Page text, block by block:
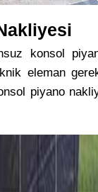
konsol
eleman
piyano